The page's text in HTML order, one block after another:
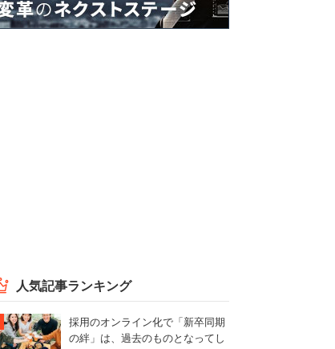
人気記事ランキング
採用のオンライン化で「新卒同期
の絆」は、過去のものとなってし